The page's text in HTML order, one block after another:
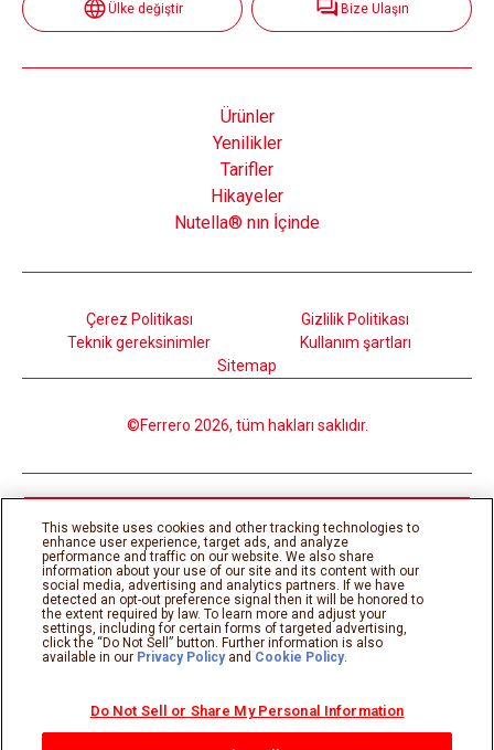
Ülke değiştir Bize Ulaşın
Ürünler
Yenilikler
Tarifler
Hikayeler
Nutella® nın İçinde
©Ferrero 2026, tüm hakları saklıdır.
Çerez Politikası
Gizlilik Politikası
Teknik gereksinimler
Kullanım şartları
Sitemap
This website uses cookies and other tracking technologies to
enhance user experience, target ads, and analyze
performance and traffic on our website. We also share
information about your use of our site and its content with our
social media, advertising and analytics partners. If we have
detected an opt-out preference signal then it will be honored to
the extent required by law. To learn more and adjust your
settings, including for certain forms of targeted advertising,
click the “Do Not Sell” button. Further information is also
available in our Privacy Policyand Cookie Policy.
Do Not Sell or Share My Personal Information